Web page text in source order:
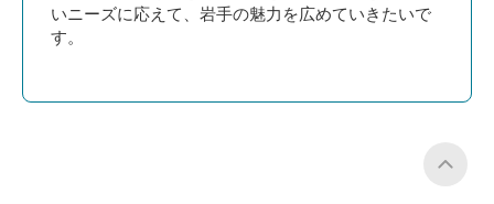
いニーズに応えて、岩手の魅力を広めていきたいで
す。